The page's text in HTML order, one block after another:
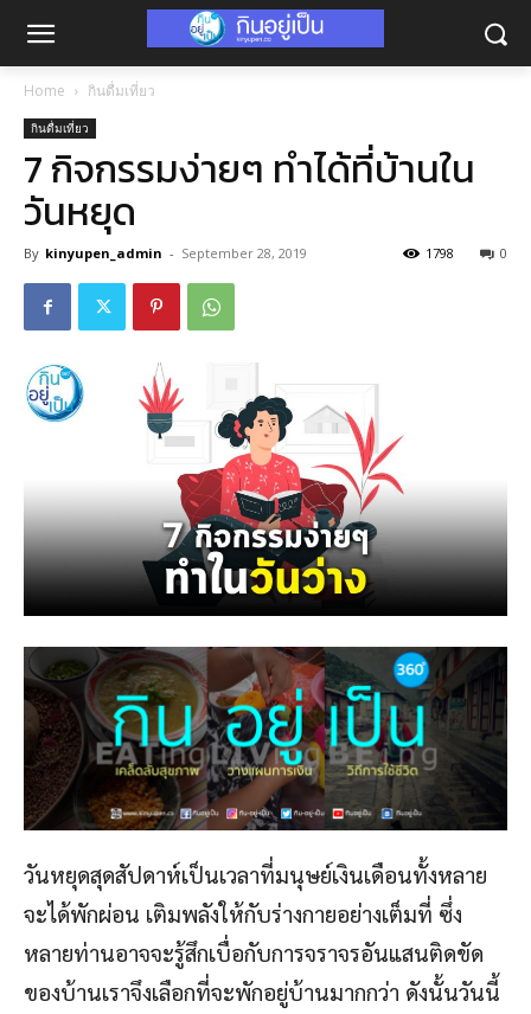
Home กินดื่มเที่ยว
กินดื่มเที่ยว
7 กิจกรรมง่ายๆ ทำได้ที่บ้านใน
วันหยุด
By kinyupen_admin - September 28, 2019 0
1798
วันหยุดสุดสัปดาห์เป็นเวลาที่มนุษย์เงินเดือนทั้งหลาย
จะได้พักผ่อน เติมพลังให้กับร่างกายอย่างเต็มที่ ซึ่ง
หลายท่านอาจจะรู้สึกเบื่อกับการจราจรอันแสนติดขัด
ของบ้านเราจึงเลือกที่จะพักอยู่บ้านมากกว่า ดังนั้นวันนี้